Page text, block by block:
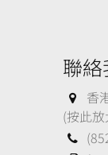
聯絡
香
(按此放